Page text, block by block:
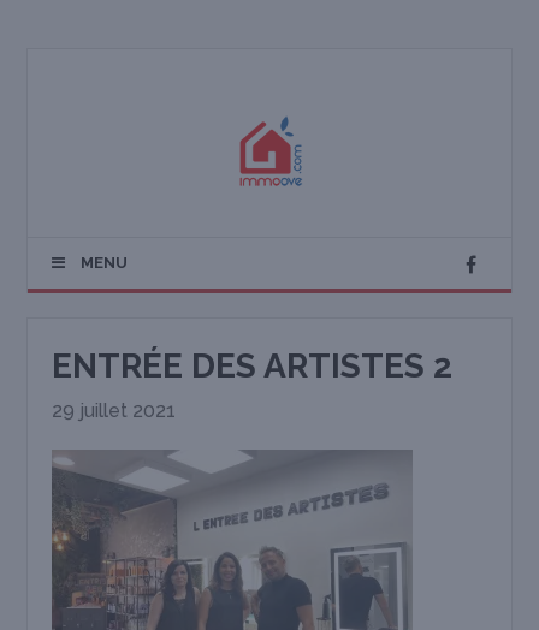
MENU
ENTRÉE DES ARTISTES 2
29 juillet 2021